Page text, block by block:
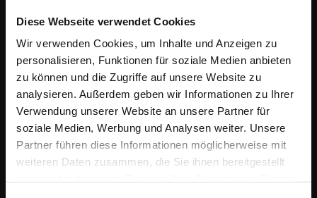
Diese Webseite verwendet Cookies
Wir verwenden Cookies, um Inhalte und Anzeigen zu
personalisieren, Funktionen für soziale Medien anbieten
zu können und die Zugriffe auf unsere Website zu
analysieren. Außerdem geben wir Informationen zu Ihrer
Verwendung unserer Website an unsere Partner für
soziale Medien, Werbung und Analysen weiter. Unsere
Partner führen diese Informationen möglicherweise mit
weiteren Daten zusammen, die Sie ihnen bereitgestellt
& Idengeberbei der Entwicklung von Konzepten, Strategien und deren
Dienstleistungen.
Zielgruppen sind Einzelpersonen, EPU/KMU. Historisch bedingt bin ich
Berater & Dienstleisterfür eine Auswahl
größerer Unternehmen im In- & Ausland tätig.